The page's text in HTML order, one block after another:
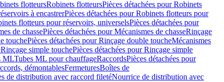
flotteursRobinets flotteursPièces détachées pour Robinets
à encastrerPièces détachées pour Robinets flotteurs pour
flotteurs pour réservoirs, universelsPièces détachées pour
de chassePièces détachées pour Mécanismes de chasseRinçage
touchePièces détachées pour Rinçage double toucheMécanismes
Rinçage simple touchePièces détachées pour Rinçage simple
MLTubes ML pour chauffageRaccordsPièces détachées pour
démontablesFermeturesBoîtes de
de distribution avec raccord filetéNourrice de distribution avec